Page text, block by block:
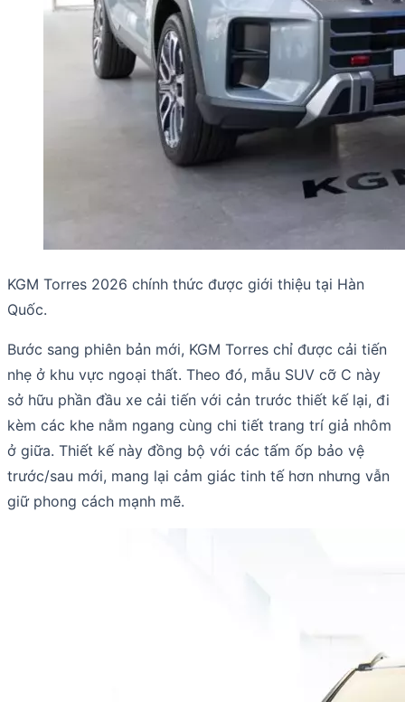
KGM Torres 2026 chính thức được giới thiệu tại Hàn
Quốc.
Bước sang phiên bản mới, KGM Torres chỉ được cải tiến
nhẹ ở khu vực ngoại thất. Theo đó, mẫu SUV cỡ C này
sở hữu phần đầu xe cải tiến với cản trước thiết kế lại, đi
kèm các khe nằm ngang cùng chi tiết trang trí giả nhôm
ở giữa. Thiết kế này đồng bộ với các tấm ốp bảo vệ
trước/sau mới, mang lại cảm giác tinh tế hơn nhưng vẫn
giữ phong cách mạnh mẽ.